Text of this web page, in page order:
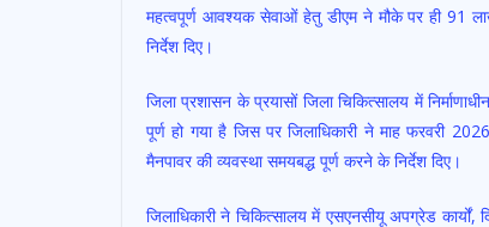
महत्वपूर्ण आवश्यक सेवाओं हेतु डीएम ने मौके पर ही 91
निर्देश दिए।
जिला प्रशासन के प्रयासों जिला चिकित्सालय में
पूर्ण हो गया है जिस पर जिलाधिकारी ने माह फरवरी
मैनपावर की व्यवस्था समयबद्ध पूर्ण करने के निर्देश दिए।
जिलाधिकारी ने चिकित्सालय में एसएनसीयू अपग्रेड